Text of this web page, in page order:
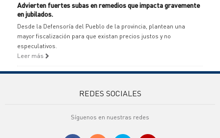
Advierten fuertes subas en remedios que impacta gravemente
en jubilados.
Desde la Defensoría del Pueblo de la provincia, plantean una
mayor fiscalización para que existan precios justos y no
especulativos.
Leer más
REDES SOCIALES
Síguenos en nuestras redes